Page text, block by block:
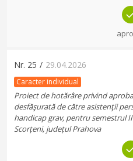
Nr. 25 / 29.04.2026
Caracter individual
Proiect de hotărâre privind
desfăşurată de către asistenţii
handicap grav, pentru semestrul
Scorțeni, județul Prahova